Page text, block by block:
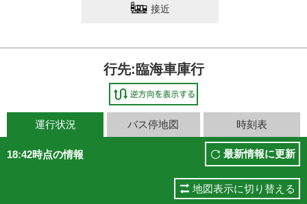
接近
行先:臨海車庫行
運行状況 バス停地図 時刻表
18:42時点の情報 最新情報に更新
地図表示に切り替える